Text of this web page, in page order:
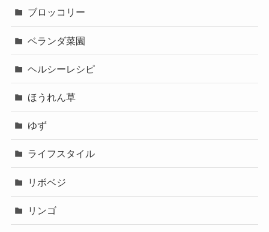
ブロッコリー
ベランダ菜園
ヘルシーレシピ
ほうれん草
ゆず
ライフスタイル
リボベジ
リンゴ